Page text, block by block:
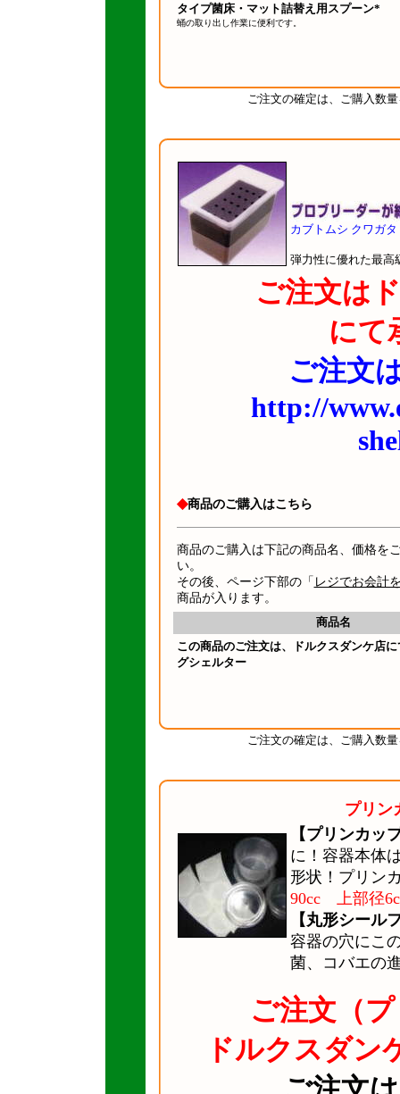
タイプ菌床・マット詰替え用スプーン*
蛹の取り出し作業に便利です。
ご注文の確定は、ご購入数
カブトムシ クワガ
弾力性に優れた最高
ご注文は
にて
ご注文
http://
◆商品のご購入はこちら
商品のご購入は下記の商品名、価格を
い。
その後、ページ下部の「 レジでお会計
商品が入ります。
商品名
この商品のご注文は、ドルクスダンケ店
グシェルター
ご注文の確定は、ご購入数
プリン
【プリンカッ
に！容器本体
形状！プリン
90cc 上部径
【丸形シール
容器の穴にこ
菌、コバエの
ご注文（
ドルクスダン